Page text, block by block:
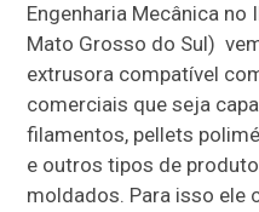
Engenharia Mecânica
Mato Grosso do Sul)
extrusora compatível
comerciais que seja
filamentos, pellets
e outros tipos de
moldados. Para isso ele